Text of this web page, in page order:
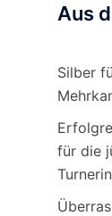
Aus
Silber
für die